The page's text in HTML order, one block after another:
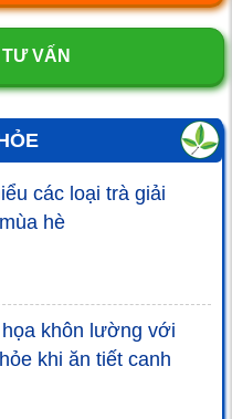
VẤN
các loại trà giải
hè
khôn lường với
khi ăn tiết canh